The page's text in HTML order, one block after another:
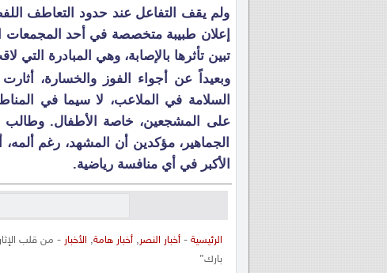
ولم يقف التفاعل عند حدود التعاطف
إعلان طبيبة متخصصة في أحد المجمعات
تبين تأثرها بالإصابة، وهي المبادرة التي
وبعيداً عن أجواء الفوز والخسارة،
السلامة في الملاعب، لا سيما في
على المشجعين، خاصة الأطفال. وطالب
الجماهير، مؤكدين أن المشهد، رغم
الأكبر في أي منافسة رياضية.
الرئيسية -أخبار النصر,أخبار هامة, الأخبار - من قلب
بارك”